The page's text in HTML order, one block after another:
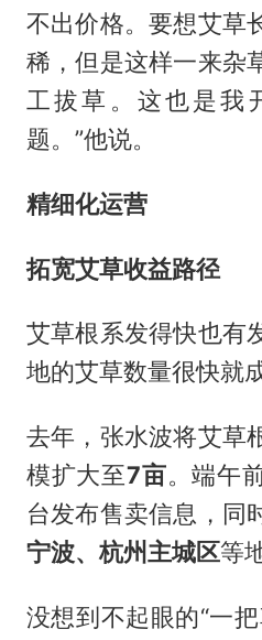
不出价格。要想艾草
稀，但是这样一来杂
工拔草。这也是我
题。”他说。
精细化运营
拓宽艾草收益路径
艾草根系发得快也有
地的艾草数量很快就成
去年，张水波将艾草
模扩大至7亩。端午
台发布售卖信息，同
宁波、杭州主城区等
没想到不起眼的“一